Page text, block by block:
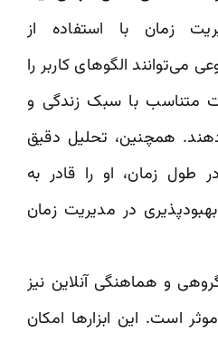
زمان با استفاده از
الگوهای کاربر را
متناسب با سبک زندگی و
همچنین، تحلیل دقیق
طول زمان، او را قادر به
در مدیریت زمان
و هماهنگی آنلاین نیز
است. این ابزارها امکان